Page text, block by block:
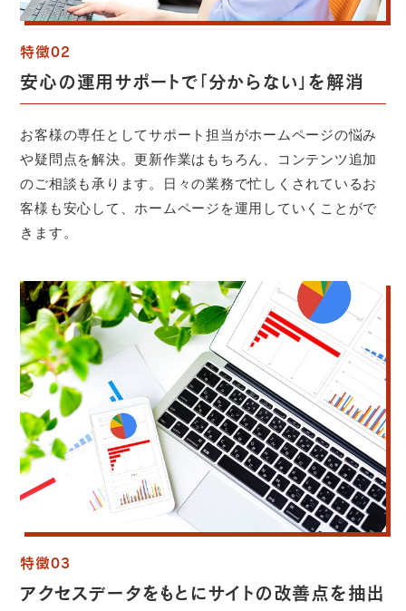
特徴02
安心の運用サポートで「分からない」を解消
お客様の専任としてサポート担当がホームページの悩み
や疑問点を解決。更新作業はもちろん、コンテンツ追加
のご相談も承ります。日々の業務で忙しくされているお
客様も安心して、ホームページを運用していくことがで
きます。
特徴03
アクセスデータをもとにサイトの改善点を抽出